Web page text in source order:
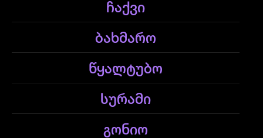
ჩაქვი
ბახმარო
წყალტუბო
სურამი
გონიო